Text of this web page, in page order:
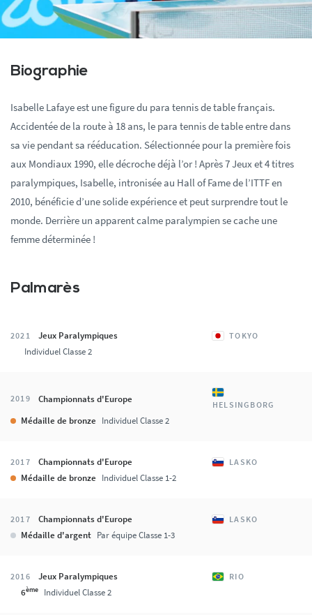
Biographie
Isabelle Lafaye est une figure du para tennis de table français.
Accidentée de la route à 18 ans, le para tennis de table entre dans
sa vie pendant sa rééducation. Sélectionnée pour la première fois
aux Mondiaux 1990, elle décroche déjà l’or ! Après 7 Jeux et 4 titres
paralympiques, Isabelle, intronisée au Hall of Fame de l’ITTF en
2010, bénéficie d’une solide expérience et peut surprendre tout le
monde. Derrière un apparent calme paralympien se cache une
femme déterminée !
Palmarès
2021 Jeux Paralympiques TOKYO
Individuel Classe 2
2019 Championnats d'Europe HELSINGBORG
Médaille de bronze Individuel Classe 2
2017 Championnats d'Europe LASKO
Médaille de bronze Individuel Classe 1-2
2017 Championnats d'Europe LASKO
Médaille d'argent Par équipe Classe 1-3
2016 Jeux Paralympiques RIO
6ème Individuel Classe 2